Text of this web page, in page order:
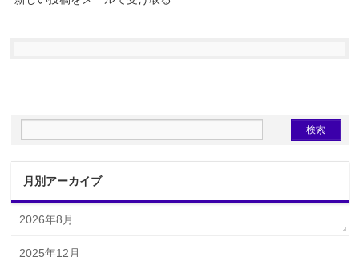
月別アーカイブ
2026年8月
2025年12月